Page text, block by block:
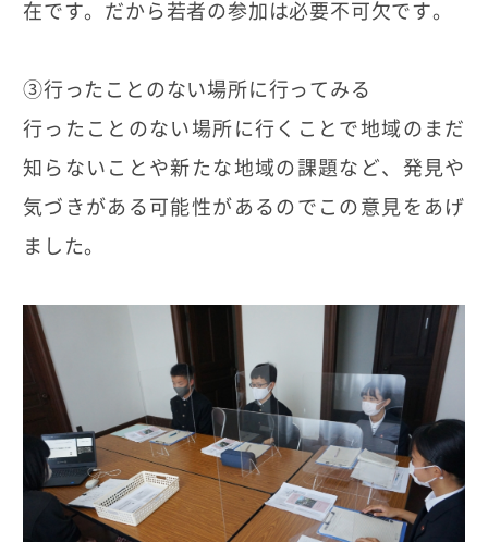
在です。だから若者の参加は必要不可欠です。
③行ったことのない場所に行ってみる
行ったことのない場所に行くことで地域のまだ
知らないことや新たな地域の課題など、発見や
気づきがある可能性があるのでこの意見をあげ
ました。